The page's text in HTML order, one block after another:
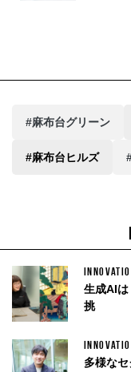
生成AI
挑
多様な
#麻布台グリーン
#麻布台ヒルズ